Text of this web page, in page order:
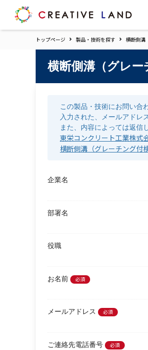
ク
リ
エ
トップページ 製品・技術を探す 横断側溝
横断側溝（グレ
この製品・技術にお問い合
入力された、メールアドレ
また、内容によっては返信
東栄コンクリート工業株式
横断側溝（グレーチング付
企業名
部署名
役職
お名前 必須
メールアドレス 必須
ご連絡先電話番号 必須